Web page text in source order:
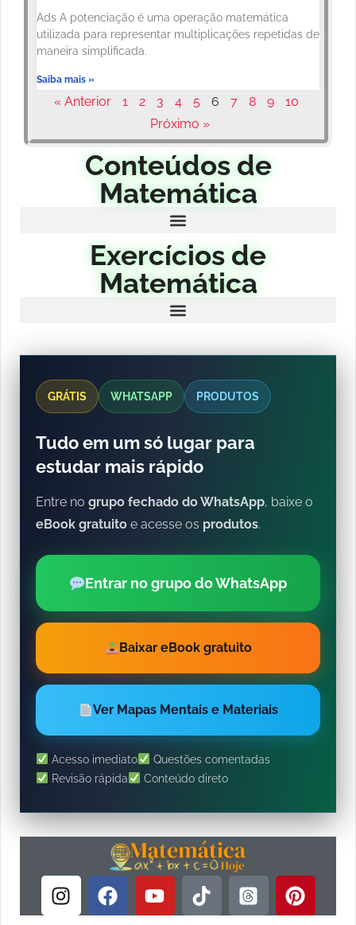
Ads A potenciação é uma operação matemática
utilizada para representar multiplicações repetidas de
maneira simplificada.
Saiba mais »
« Anterior 1 2 3 4 5 6 7 8 9
10
Próximo »
Conteúdos de
Matemática
Exercícios de
Matemática
GRÁTIS WHATSAPP PRODUTOS
Tudo em um só lugar para
estudar mais rápido
Entre no grupo fechado do WhatsApp, baixe o
eBook gratuito e acesse os produtos.
Entrar no grupo do WhatsApp
Baixar eBook gratuito
Ver Mapas Mentais e Materiais
Acesso imediato
Questões comentadas
Revisão rápida
Conteúdo direto